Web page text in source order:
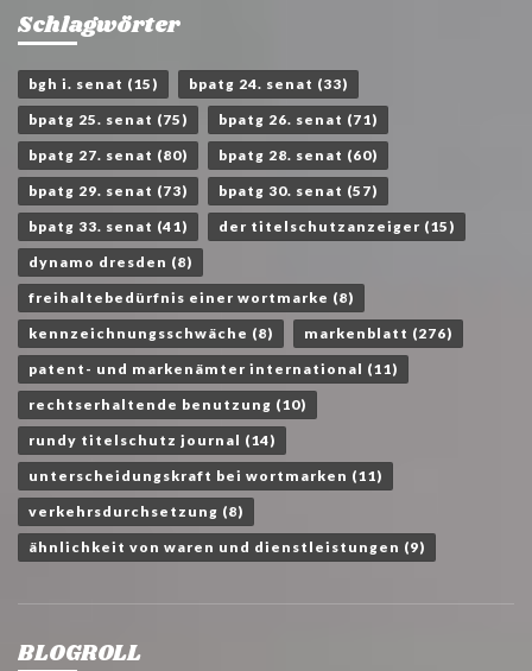
Schlagwörter
bgh i. senat (15) bpatg 24. senat (33)
bpatg 25. senat (75) bpatg 26. senat (71)
bpatg 27. senat (80) bpatg 28. senat (60)
bpatg 29. senat (73) bpatg 30. senat (57)
bpatg 33. senat (41) der titelschutzanzeiger (15)
dynamo dresden (8)
freihaltebedürfnis einer wortmarke (8)
kennzeichnungsschwäche (8) markenblatt (276)
patent- und markenämter international (11)
rechtserhaltende benutzung (10)
rundy titelschutz journal (14)
unterscheidungskraft bei wortmarken (11)
verkehrsdurchsetzung (8)
ähnlichkeit von waren und dienstleistungen (9)
BLOGROLL